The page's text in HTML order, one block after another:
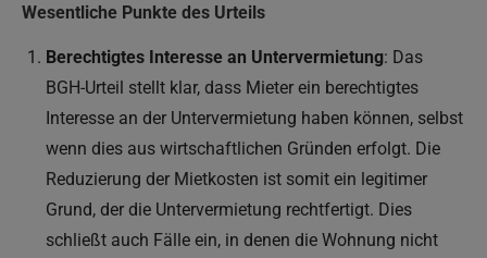
Wesentliche Punkte des Urteils
Berechtigtes Interesse an Untervermietung: Das
BGH-Urteil stellt klar, dass Mieter ein berechtigtes
Interesse an der Untervermietung haben können, selbst
wenn dies aus wirtschaftlichen Gründen erfolgt. Die
Reduzierung der Mietkosten ist somit ein legitimer
Grund, der die Untervermietung rechtfertigt. Dies
schließt auch Fälle ein, in denen die Wohnung nicht